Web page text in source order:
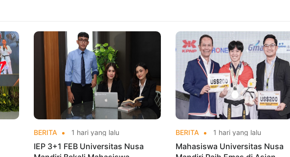
BERITA 1 hari yang lalu
IEP 3+1 FEB Universitas Nusa
BERITA 1 hari yang lalu
Mahasiswa Universitas Nusa